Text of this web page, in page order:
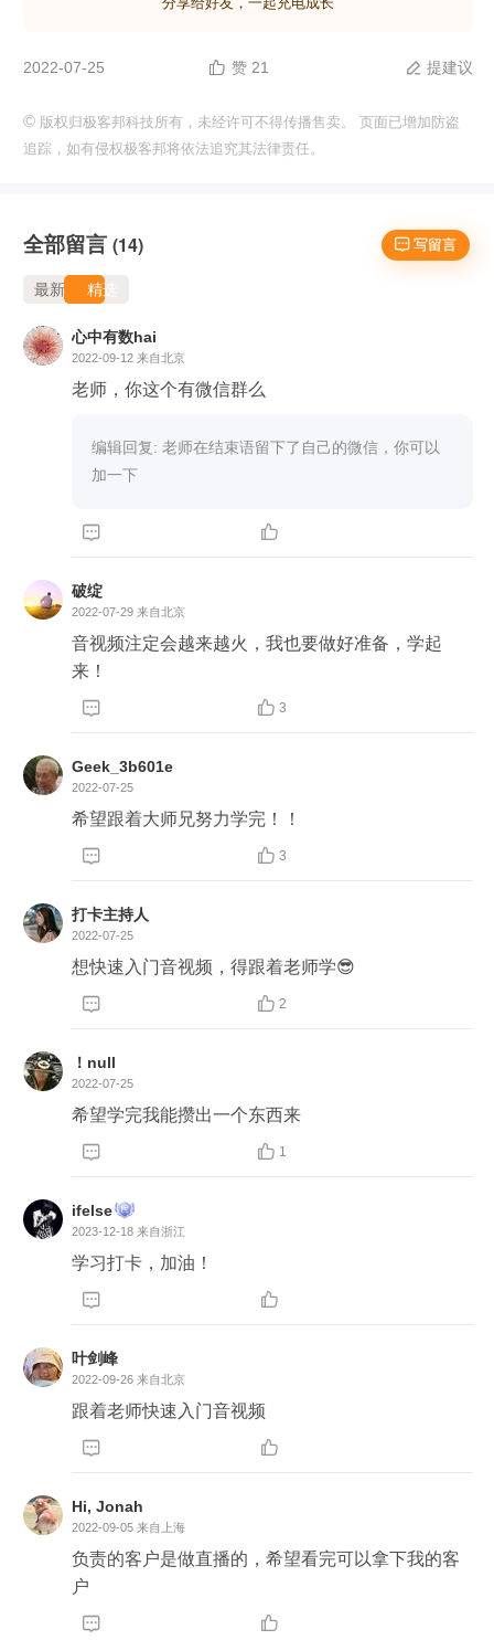
2022-07-25  赞 21  提建议
© 版权归极客邦科技所有，未经许可不得传播售卖。 页面已增加防盗
追踪，如有侵权极客邦将依法追究其法律责任。
 写留言
全部留言 (14)
最新 精选
心中有数hai
2022-09-12 来自北京
老师，你这个有微信群么
编辑回复: 老师在结束语留下了自己的微信，你可以
加一下
 
破绽
2022-07-29 来自北京
音视频注定会越来越火，我也要做好准备，学起
来！
  3
Geek_3b601e
2022-07-25
希望跟着大师兄努力学完！！
  3
打卡主持人
2022-07-25
想快速入门音视频，得跟着老师学😎
  2
！null
2022-07-25
希望学完我能攒出一个东西来
  1
ifelse
2023-12-18 来自浙江
学习打卡，加油！
 
叶剑峰
2022-09-26 来自北京
跟着老师快速入门音视频
 
Hi, Jonah
2022-09-05 来自上海
负责的客户是做直播的，希望看完可以拿下我的客
户
 